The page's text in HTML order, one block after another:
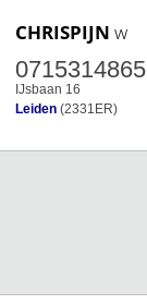
CHRISPIJN w
0715314865
IJsbaan 16
Leiden (2331ER)